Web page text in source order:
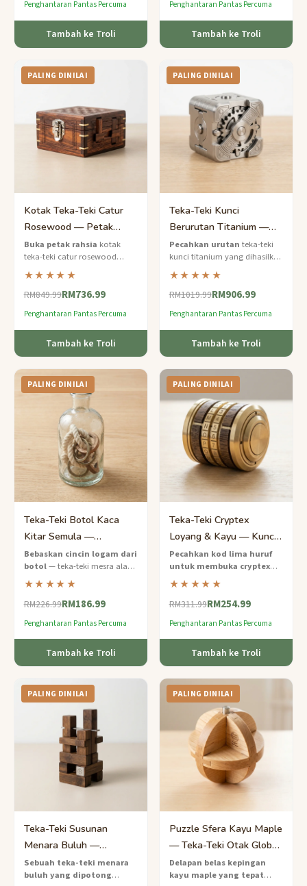
seni bina yang
mengagumkan.
Penghantaran Pantas Percuma
Tambah ke Troli
Penghantaran Pantas Percuma
Tambah ke Troli
PALING DINILAI
Kotak Teka-Teki Catur
Rosewood — Petak
Rahsia Buatan Tangan
Pakar
Buka petak rahsia kotak
teka-teki catur rosewood
buatan tangan ini — teka-teki
tahap pakar yang mewah
dengan butiran papan catur
★★★★★
RM849.99RM736.99
Penghantaran Pantas Percuma
Tambah ke Troli
PALING DINILAI
Teka-Teki Kunci
Berurutan Titanium —
Mekanisme Mesin
Ketepatan Pakar
Pecahkan urutan teka-teki
kunci titanium yang dihasilkan
CNC ini — teka-teki mekanikal
tahap pakar dengan
ketepatan gred aeroangkasa.
★★★★★
RM1019.99RM906.99
Penghantaran Pantas Percuma
Tambah ke Troli
PALING DINILAI
Teka-Teki Botol Kaca
Kitar Semula —
Pelepasan Cincin Pakar
Bebaskan cincin logam dari
botol— teka-teki mesra alam
peringkat pakar yang akan
menguji penyelesaian
masalah anda hingga ke had.
★★★★★
RM226.99RM186.99
Penghantaran Pantas Percuma
Tambah ke Troli
PALING DINILAI
Teka-Teki Cryptex
Loyang & Kayu — Kunci
Pecah Kod Pakar
Pecahkan kod lima huruf
untuk membuka cryptex
buatan tangan ini yang
diperbuat daripada
tembaga dan kayu— teka-
diilhamkan oleh kejuruteraan
Renaissance.
★★★★★
RM311.99RM254.99
Penghantaran Pantas Percuma
Tambah ke Troli
PALING DINILAI
Teka-Teki Susunan
Menara Buluh —
Cabaran Keseimbangan
Ketepatan Pakar
Sebuah teka-teki menara
buluh yang dipotong
PALING DINILAI
Puzzle Sfera Kayu Maple
— Teka-Teki Otak Glob
18 Keping Pakar
Delapan belas kepingan
kayu maple yang tepat